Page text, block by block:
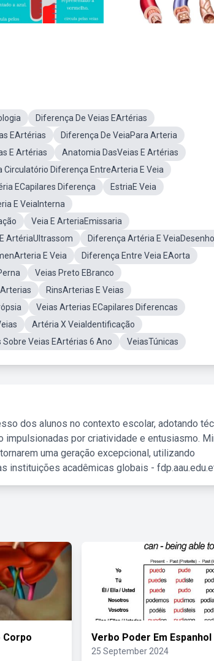
Diferença De Veias EArtérias
EArtérias
Diferença De VeiaPara Arteria
E Artérias
Anatomia DasVeias E Artérias
Circulatório Diferença EntreArteria E Veia
ECapilares Diferença
EstriaE Veia
E VeiaInterna
Veia E ArteriaEmissaria
ArtériaUltrassom
Diferença Artéria E VeiaDesenho
E Veia
Diferença Entre Veia EAorta
Veias Preto EBranco
RinsArterias E Veias
Veias Arterias ECapilares Diferencas
Artéria X VeiaIdentificação
Veias EArtérias 6 Ano VeiasTúnicas
dos alunos no contexto escolar, adotando
por criatividade e entusiasmo.
uma geração excepcional, utilizando
instituições acadêmicas globais -
Corpo
Verbo Poder Em Espanhol
25 September 2024